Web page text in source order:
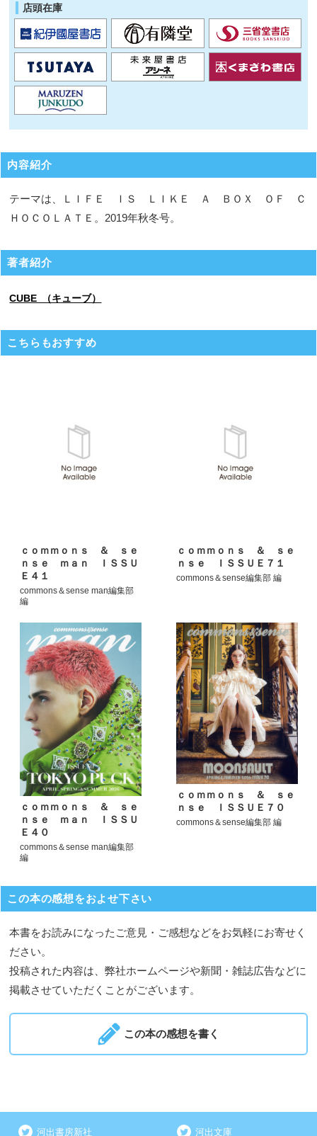
店頭在庫
内容紹介
テーマは、ＬＩＦＥ ＩＳ ＬＩＫＥ Ａ ＢＯＸ ＯＦ Ｃ
ＨＯＣＯＬＡＴＥ。2019年秋冬号。
著者紹介
CUBE （キューブ）
こちらもおすすめ
ｃｏｍｍｏｎｓ ＆ ｓｅ
ｎｓｅ ｍａｎ ＩＳＳＵ
Ｅ４１
commons＆sense man編集部
編
ｃｏｍｍｏｎｓ ＆ ｓｅ
ｎｓｅ ＩＳＳＵＥ７１
commons＆sense編集部 編
ｃｏｍｍｏｎｓ ＆ ｓｅ
ｎｓｅ ｍａｎ ＩＳＳＵ
Ｅ４０
commons＆sense man編集部
編
ｃｏｍｍｏｎｓ ＆ ｓｅ
ｎｓｅ ＩＳＳＵＥ７０
commons＆sense編集部 編
この本の感想をおよせ下さい
本書をお読みになったご意見・ご感想などをお気軽にお寄せく
ださい。
投稿された内容は、弊社ホームページや新聞・雑誌広告などに
掲載させていただくことがございます。
この本の感想を書く
河出書房新社 河出文庫